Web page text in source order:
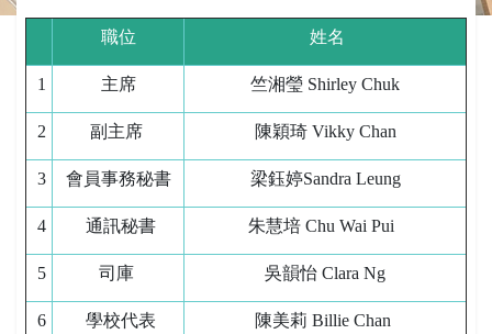
職位 姓名
1 主席 竺湘瑩 Shirley Chuk
2 副主席 陳穎琦 Vikky Chan
3 會員事務秘書 梁鈺婷Sandra Leung
4 通訊秘書 朱慧培 Chu Wai Pui
5 司庫 吳韻怡 Clara Ng
6 學校代表 陳美莉 Billie Chan